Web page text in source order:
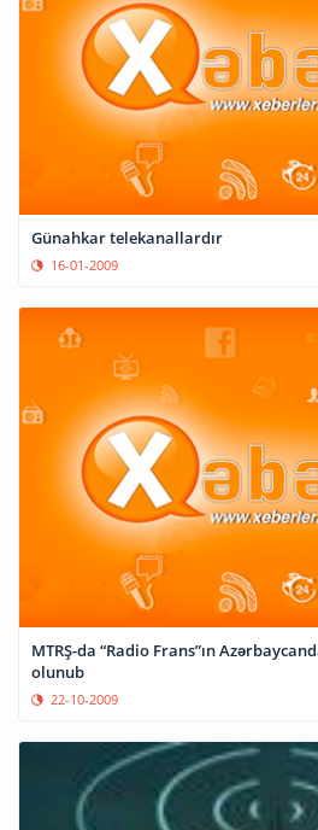
Günahkar telekanallardır
16-01-2009
MTRŞ-da “Radio Frans”ın
olunub
22-10-2009